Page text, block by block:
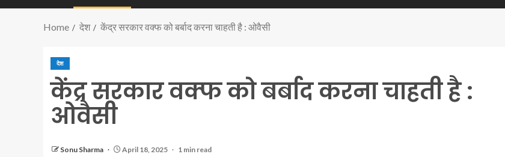
Home देश केंद्र सरकार वक्फ को बर्बाद करना चाहती है : ओवैसी
देश
केंद्र सरकार वक्फ को बर्बाद करना चाहती है :
ओवैसी
Sonu Sharma April 18, 2025 1 min read